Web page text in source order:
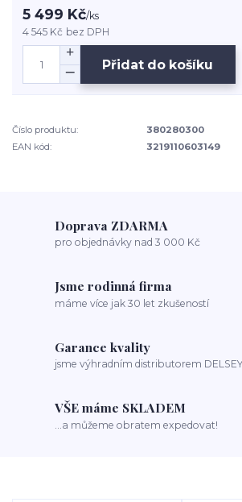
5 499 Kč/ks
4 545 Kč bez DPH
Přidat do košíku
Číslo produktu:
380280300
EAN kód:
3219110603149
Doprava ZDARMA
pro objednávky nad 3 000 Kč
Jsme rodinná firma
máme více jak 30 let zkušeností
Garance kvality
jsme výhradním distributorem
VŠE máme SKLADEM
...a můžeme obratem expedovat!